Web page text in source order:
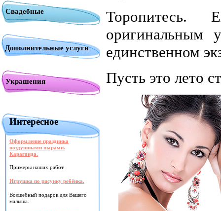
Свадебные
Дополнительные услуги
Украшения
Интересное
Оформление праздника
воздушными шарами.
Караганда.
Примеры наших работ.
Игрушка по рисунку ребёнка.
Волшебный подарок для Вашего
малыша.
Торопитесь.
оригинальным
единственном
Пусть это лето